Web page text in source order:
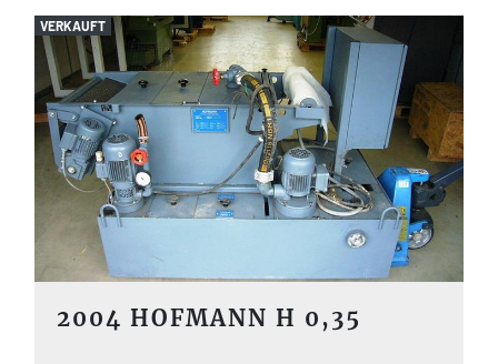
VERKAUFT
2004 HOFMANN H 0,35